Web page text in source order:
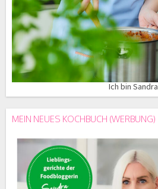
Ich bin Sandra
MEIN NEUES KOCHBUCH (WERBUNG)